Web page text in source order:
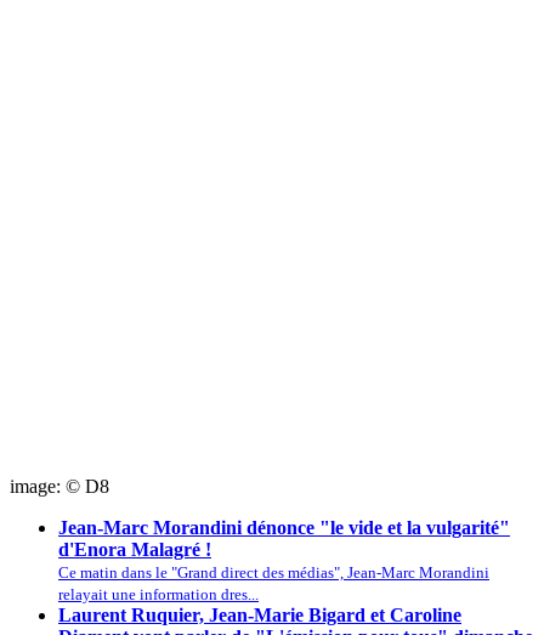
image: © D8
Jean-Marc Morandini dénonce "le vide et la vulgarité"
d'Enora Malagré !
Ce matin dans le "Grand direct des médias", Jean-Marc Morandini
relayait une information dres...
Laurent Ruquier, Jean-Marie Bigard et Caroline